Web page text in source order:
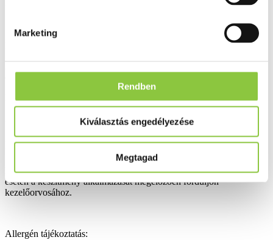
Marketing
Rendben
Kiválasztás engedélyezése
Megtagad
Ne lépje túl a napi ajánlott fogyasztási mennyiséget!
A készítmény gyermekektől elzárva tartandó.
A készítmény nyomokban szóját és tejet tartalmazhat, melyeket a
Bármilyen gyógyszer szedése, vagy bárminemű egészségügyi zavar
esetén a készítmény alkalmazását megelőzően forduljon
kezelőorvosához.
Allergén tájékoztatás: